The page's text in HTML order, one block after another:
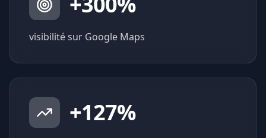
visibilité sur Google Maps
+127%